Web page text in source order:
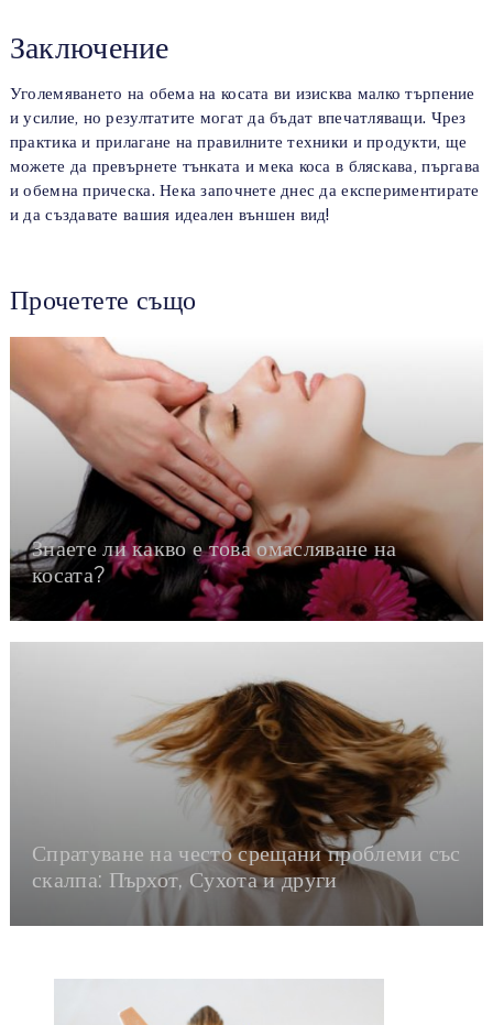
Заключение
Уголемяването на обема на косата ви изисква малко търпение
и усилие, но резултатите могат да бъдат впечатляващи. Чрез
практика и прилагане на правилните техники и продукти, ще
можете да превърнете тънката и мека коса в бляскава, пъргава
и обемна прическа. Нека започнете днес да експериментирате
и да създавате вашия идеален външен вид!
Прочетете също
Знаете ли какво е това омасляване на
косата?
Спратуване на често срещани проблеми със
скалпа: Пърхот, Сухота и други